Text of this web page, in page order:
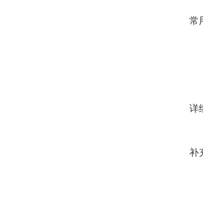
常
详
补